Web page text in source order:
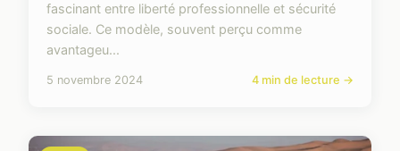
fascinant entre liberté professionnelle et sécurité
sociale. Ce modèle, souvent perçu comme
avantageu...
5 novembre 2024 4 min de lecture →